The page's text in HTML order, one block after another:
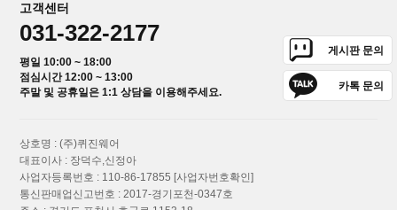
고객센터
031-322-2177
평일 10:00 ~ 18:00
점심시간 12:00 ~ 13:00
주말 및 공휴일은 1:1 상담을 이용해주세요.
게시판 문의
카톡 문의
상호명 : (주)퀴진웨어
대표이사 : 장덕수,신정아
사업자등록번호 : 110-86-17855 [사업자번호확인]
통신판매업신고번호 : 2017-경기포천-0347호